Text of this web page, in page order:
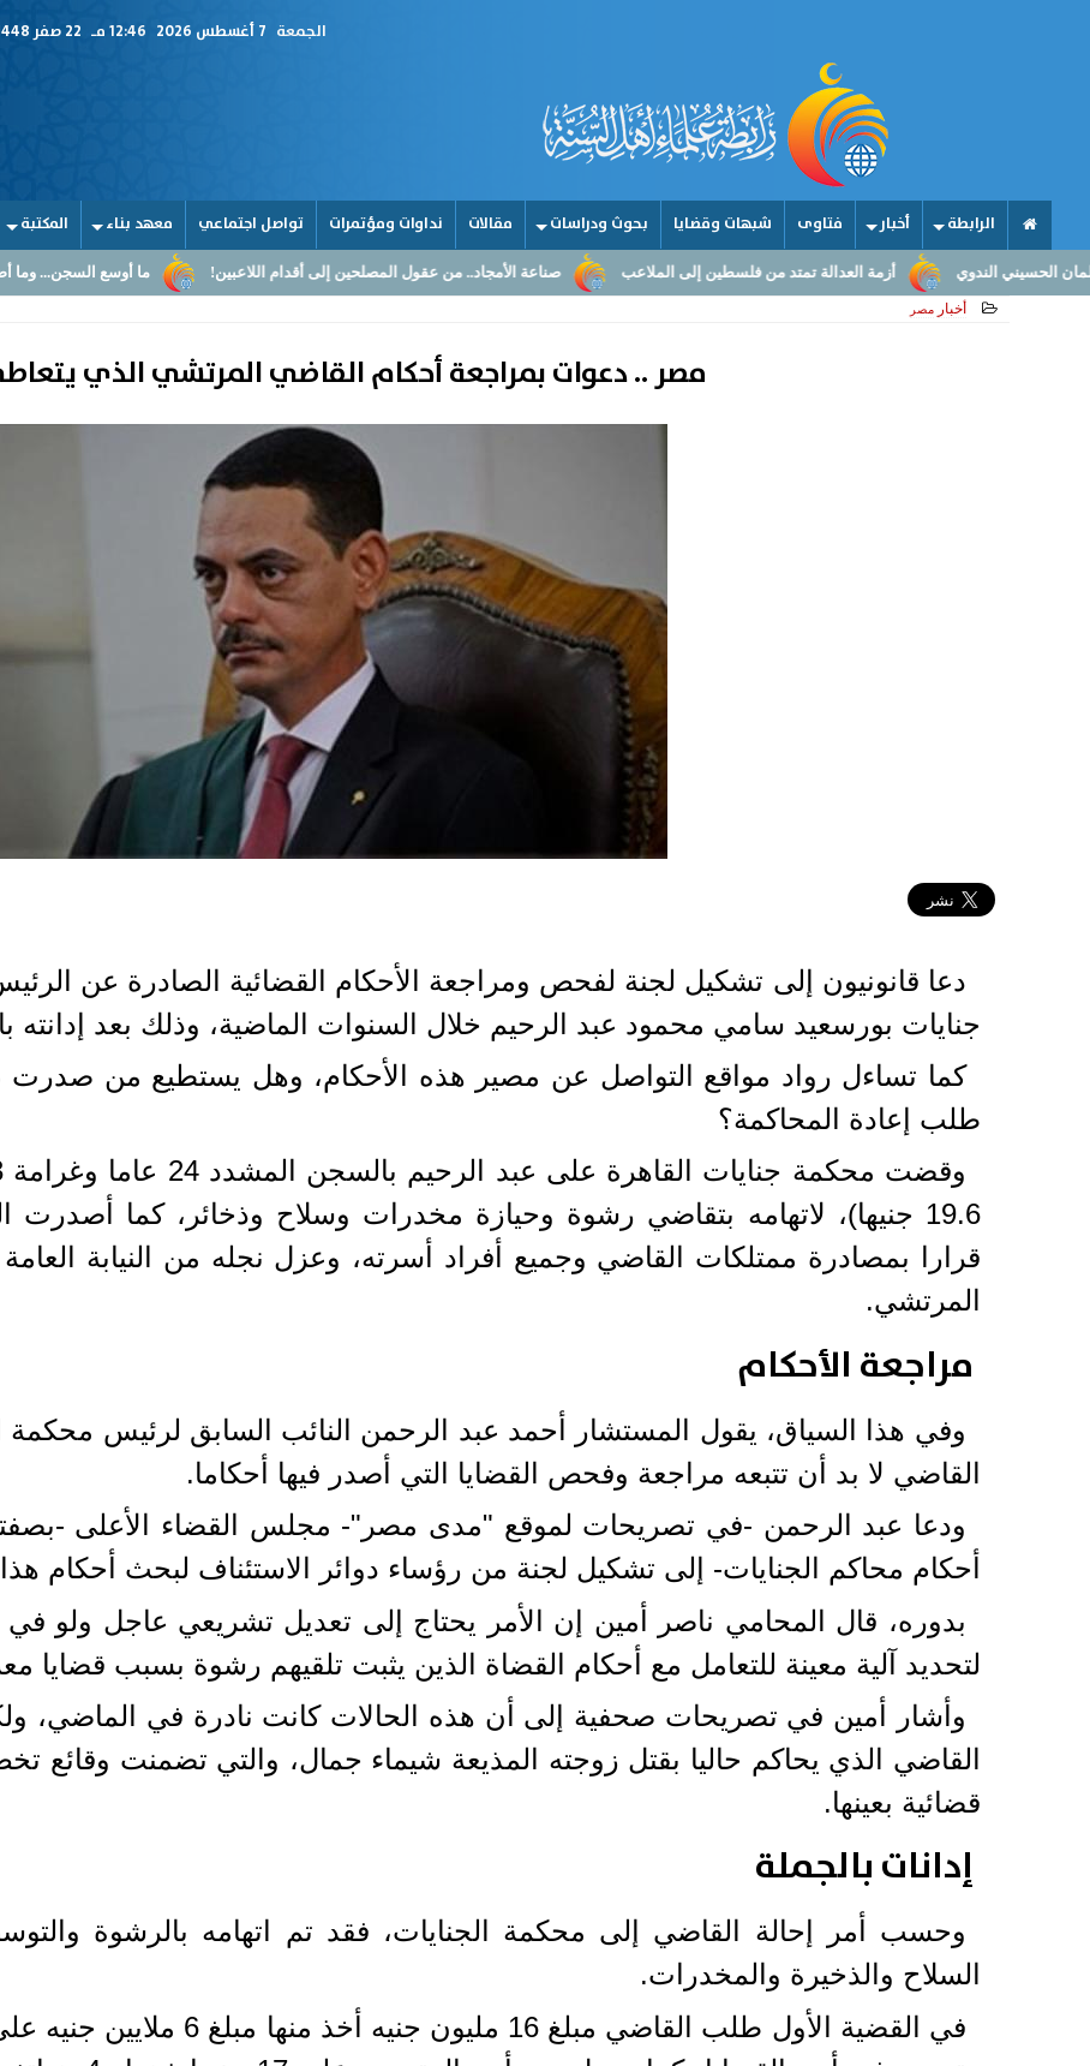
الجمعة 12:46 مـ
الرابطة أخبار فتاوى شبهات وقضايا بحوث ودراسات مقالات نداوات ومؤتمرات تواصل اجتماعي معهد بناء المكتبة
ما أوسع السجن... وما أضيق القلوب صناعة الأمجاد.. من عقول المصلحين إلى أقدام اللاعبين! أزمة العدالة تمتد من فلسطين إلى الملاعب
أخبار مصر
مصر .. دعوات بمراجعة أحكام القاضي المرتشي الذي
دعا قانونيون إلى تشكيل لجنة لفحص ومراجعة الأحكام القضائية الصادرة عن
جنايات بورسعيد سامي محمود عبد الرحيم خلال السنوات الماضية، وذلك بعد إدانته
كما تساءل رواد مواقع التواصل عن مصير هذه الأحكام، وهل يستطيع من
طلب إعادة المحاكمة؟
19.6 جنيها)، لاتهامه بتقاضي رشوة وحيازة مخدرات وسلاح وذخائر، كما
قرارا بمصادرة ممتلكات القاضي وجميع أفراد أسرته، وعزل نجله من النيابة
المرتشي.
مراجعة الأحكام
وفي هذا السياق، يقول المستشار أحمد عبد الرحمن النائب السابق لرئيس
القاضي لا بد أن تتبعه مراجعة وفحص القضايا التي أصدر فيها أحكاما.
ودعا عبد الرحمن -في تصريحات لموقع "مدى مصر"- مجلس القضاء الأعلى -بصفته
أحكام محاكم الجنايات- إلى تشكيل لجنة من رؤساء دوائر الاستئناف لبحث أحكام
بدوره، قال المحامي ناصر أمين إن الأمر يحتاج إلى تعديل تشريعي عاجل ولو
لتحديد آلية معينة للتعامل مع أحكام القضاة الذين يثبت تلقيهم رشوة بسبب قضايا
وأشار أمين في تصريحات صحفية إلى أن هذه الحالات كانت نادرة في الماضي،
القاضي الذي يحاكم حاليا بقتل زوجته المذيعة شيماء جمال، والتي تضمنت وقائع
قضائية بعينها.
إدانات بالجملة
السلاح والذخيرة والمخدرات.
في القضية الأول طلب القاضي